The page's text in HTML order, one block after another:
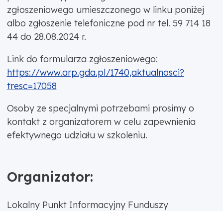
zgłoszeniowego umieszczonego w linku poniżej
albo zgłoszenie telefoniczne pod nr tel. 59 714 18
44 do 28.08.2024 r.
Link do formularza zgłoszeniowego:
https://www.arp.gda.pl/1740,aktualnosci?
tresc=17058
Osoby ze specjalnymi potrzebami prosimy o
kontakt z organizatorem w celu zapewnienia
efektywnego udziału w szkoleniu.
Organizator:
Lokalny Punkt Informacyjny Funduszy